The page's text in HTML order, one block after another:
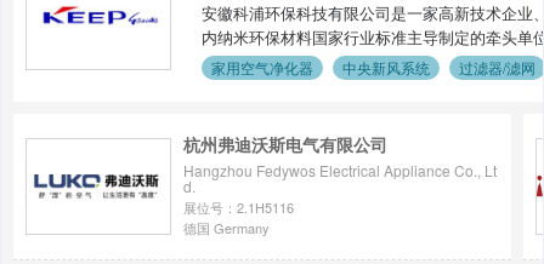
安徽科浦环保科技有限公司是一家高新技术企
内纳米环保材料国家行业标准主导制定的牵头
位。座落在长江之滨、黄梅之乡、三孝故里的安
生产研发厂房。 主要从事高效环保纳米小分子
有2条年产2000吨纳米锰基新材料生产线，一条
产品已广泛应用于室内（车内）环境净化、低
TVOC、臭氧、空气净化治理、空间消毒杀菌等
家用空气净化器 中央新风系统 过滤器/滤网
杭州弗迪沃斯电气有限公司
Hangzhou Fedywos Electrical Appliance Co., Lt
d.
展位号：2.1H5116
德国 Germany